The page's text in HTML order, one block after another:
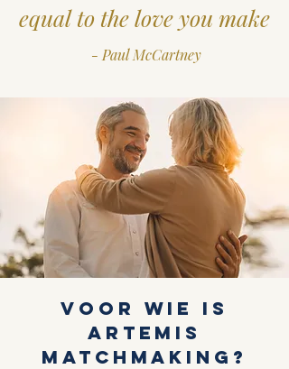
equal to the love you make
- Paul McCartney
Voor wie is
Artemis
Matchmaking?